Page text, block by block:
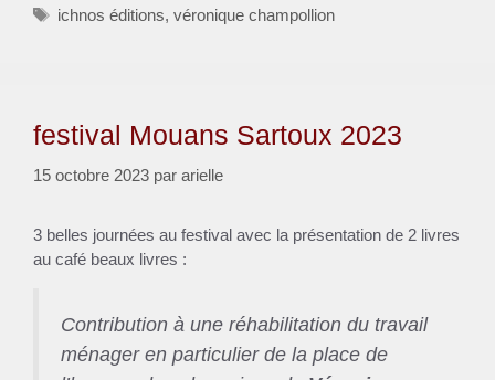
Étiquettes
ichnos éditions, véronique champollion
festival Mouans Sartoux 2023
15 octobre 2023 par arielle
3 belles journées au festival avec la présentation de 2 livres
au café beaux livres :
Contribution à une réhabilitation du travail
ménager en particulier de la place de